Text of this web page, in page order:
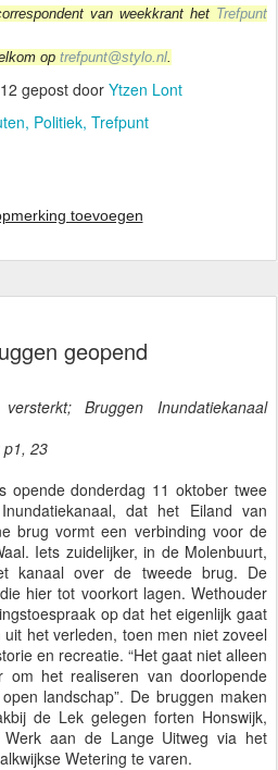
van weekkrant het Trefpunt
op trefpunt@stylo.nl.
gepost door Ytzen Lont
Politiek Trefpunt
toevoegen
geopend
Bruggen Inundatiekanaal
p1, 23
opende donderdag 11 oktober twee
dat het Eiland van
brug vormt een verbinding voor de
Iets zuidelijker, in de Molenbuurt,
kanaal over de tweede brug. De
hier tot voorkort lagen. Wethouder
op dat het eigenlijk gaat
het verleden, toen men niet zoveel
en recreatie. “Het gaat niet alleen
het realiseren van doorlopende
landschap”. De bruggen maken
de Lek gelegen forten Honswijk,
aan de Lange Uitweg via het
Wetering te varen.